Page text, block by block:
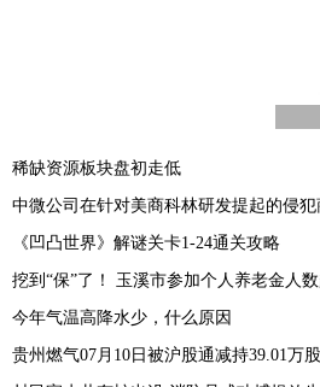
稀缺资源板块盘初走低
中微公司在针对美商科林研发提起的侵
《凹凸世界》解谜关卡1-24通关攻略
挖到“保”了！ 玉溪市参加个人养老金人
今年气温高降水少，什么原因
贵州燃气07月10日被沪股通减持39.01万股